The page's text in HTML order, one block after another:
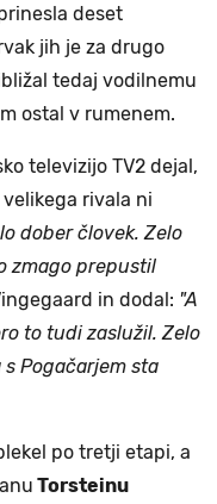
deset
jih je za drugo
tedaj vodilnemu
ostal v rumenem.
televizijo TV2 dejal,
rivala ni
dober človek. Zelo
zmago prepustil
in dodal: "A
to tudi zaslužil. Zelo
Pogačarjem sta
po tretji etapi, a
Torsteinu